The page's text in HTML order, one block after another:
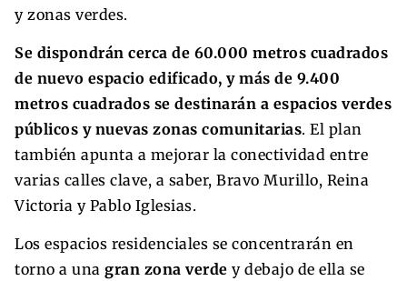
y zonas verdes.
Se dispondrán cerca de 60.000 metros cuadrados
de nuevo espacio edificado, y más de 9.400
metros cuadrados se destinarán a espacios verdes
públicos y nuevas zonas comunitarias. El plan
también apunta a mejorar la conectividad entre
varias calles clave, a saber, Bravo Murillo, Reina
Victoria y Pablo Iglesias.
Los espacios residenciales se concentrarán en
torno a una gran zona verde y debajo de ella se